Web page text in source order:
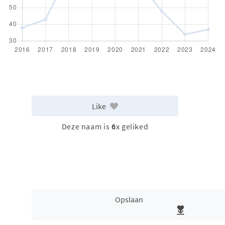
Like
Deze naam is 6x geliked
Opslaan